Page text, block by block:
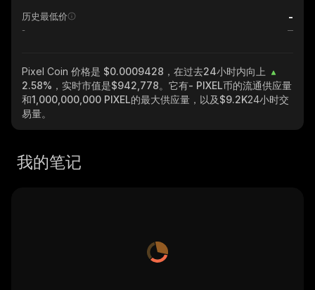
历史最低价 -
-
Pixel Coin 价格是 $0.0009428，在过去24小时内向上
2.58% ，实时市值是$942,778。它有- PIXEL币的流通供应量
和1,000,000,000 PIXEL的最大供应量，以及$9.2K24小时交
易量。
我的笔记